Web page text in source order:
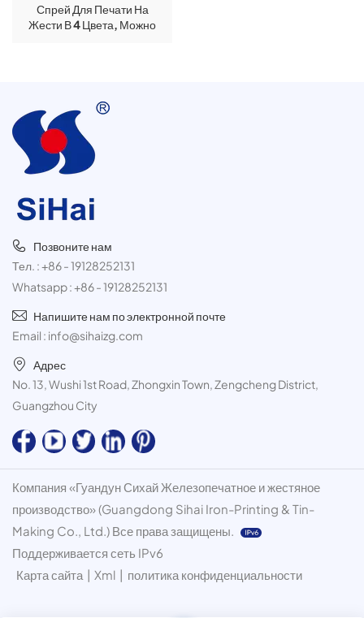
Спрей Для Печати На
Жести В 4 Цвета, Можно
Позвоните нам
Тел. :+86 - 19128252131
Whatsapp :+86 - 19128252131
Напишите нам по электронной почте
Email : info@sihaizg.com
Адрес
No. 13, Wushi 1st Road, Zhongxin Town, Zengcheng District,
Guangzhou City
Компания «Гуандун Сихай Железопечатное и жестяное
производство» (Guangdong Sihai Iron-Printing & Tin-
Making Co., Ltd.) Все права защищены.
Поддерживается сеть IPv6
Карта сайта | Xml | политика конфиденциальности